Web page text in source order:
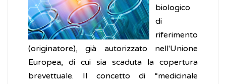
biologico
di
riferimento
(originatore), già autorizzato nell'Unione
Europea, di cui sia scaduta la copertura
brevettuale. Il concetto di “medicinale